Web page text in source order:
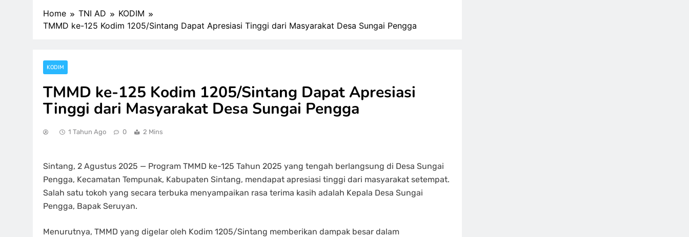
Home TNI AD
KODIM
TMMD ke-125 Kodim 1205/Sintang Dapat Apresiasi Tinggi dari Masyarakat Desa Sungai Pengga
KODIM
TMMD ke-125 Kodim 1205/Sintang Dapat Apresiasi
Tinggi dari Masyarakat Desa Sungai Pengga
1 Tahun Ago 0 2 Mins
Sintang, 2 Agustus 2025 — Program TMMD ke-125 Tahun 2025 yang tengah berlangsung di Desa Sungai
Pengga, Kecamatan Tempunak, Kabupaten Sintang, mendapat apresiasi tinggi dari masyarakat setempat.
Salah satu tokoh yang secara terbuka menyampaikan rasa terima kasih adalah Kepala Desa Sungai
Pengga, Bapak Seruyan.
Menurutnya, TMMD yang digelar oleh Kodim 1205/Sintang memberikan dampak besar dalam